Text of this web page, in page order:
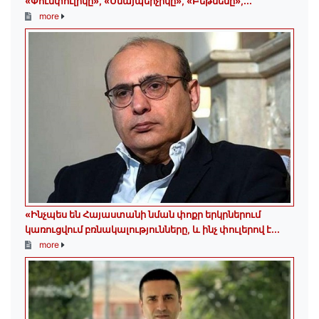
more
«Ինչպես են Հայաստանի նման փոքր երկրներում
կառուցվում բռնակալությունները, և ինչ փուլերով է...
more